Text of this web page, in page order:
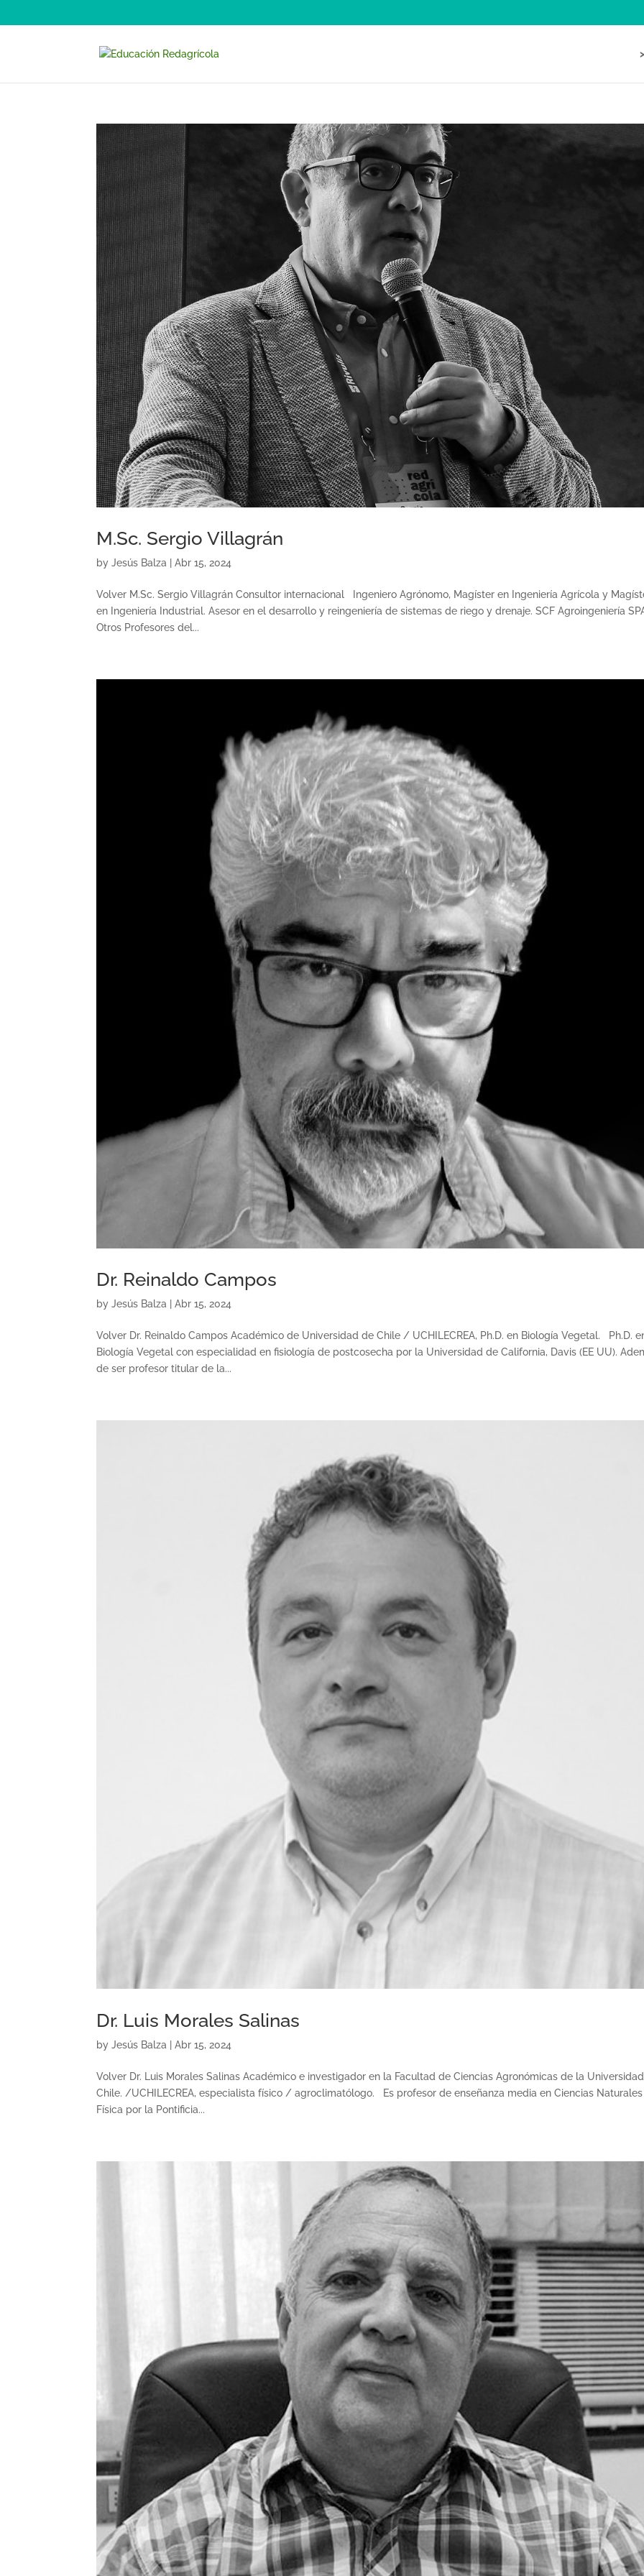
M.Sc. Sergio Villagrán
byJesús Balza |Abr 15, 2024
Volver M.Sc. Sergio Villagrán Consultor internacional Ingeniero Agrónomo, Magíster en Ingeniería Agrícola y
en Ingeniería Industrial. Asesor en el desarrollo y reingeniería de sistemas de riego y drenaje. SCF Agroingeniería
Otros Profesores del...
Dr. Reinaldo Campos
byJesús Balza |Abr 15, 2024
Volver Dr. Reinaldo Campos Académico de Universidad de Chile / UCHILECREA, Ph.D. en Biología Vegetal. Ph.D.
Biología Vegetal con especialidad en fisiología de postcosecha por la Universidad de California, Davis (EE UU).
de ser profesor titular de la...
Dr. Luis Morales Salinas
byJesús Balza |Abr 15, 2024
Volver Dr. Luis Morales Salinas Académico e investigador en la Facultad de Ciencias Agronómicas de la
Chile. /UCHILECREA, especialista físico / agroclimatólogo. Es profesor de enseñanza media en Ciencias
Física por la Pontificia...